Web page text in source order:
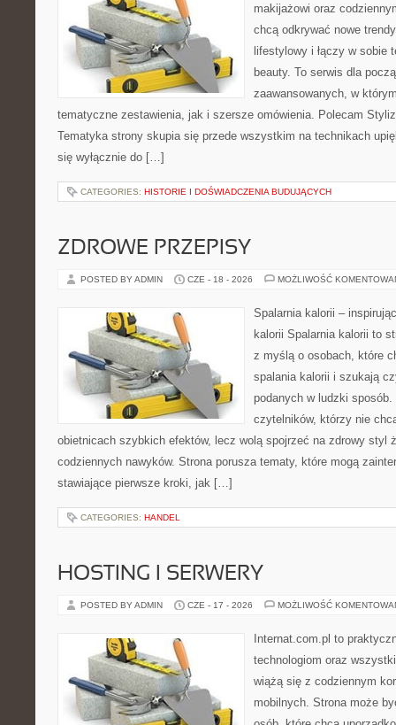
makijażowi oraz
chcą odkrywać nowe
lifestylowy i łączy w sobie
beauty. To serwis dla
zaawansowanych, w
tematyczne zestawienia, jak i szersze omówienia. Polecam
Tematyka strony skupia się przede wszystkim na technikach
się wyłącznie do […]
CATEGORIES: HISTORIE I DOŚWIADCZENIA BUDUJĄCYCH
ZDROWE PRZEPISY
POSTED BY ADMIN CZE - 18 - 2026 MOŻLIWOŚĆ
Spalarnia kalorii –
kalorii Spalarnia kalorii to
z myślą o osobach, które
spalania kalorii i szukają
podanych w ludzki sposób.
czytelników, którzy nie
obietnicach szybkich efektów, lecz wolą spojrzeć na zdrowy styl
codziennych nawyków. Strona porusza tematy, które mogą
stawiające pierwsze kroki, jak […]
CATEGORIES: HANDEL
HOSTING I SERWERY
POSTED BY ADMIN CZE - 17 - 2026 MOŻLIWOŚĆ
Internat.com.pl to
technologiom oraz
wiążą się z codziennym
mobilnych. Strona może